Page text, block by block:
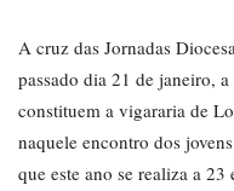
A cruz das Jornadas
passado dia 21 de janeiro,
constituem a vigararia de
naquele encontro dos
que este ano se realiza a